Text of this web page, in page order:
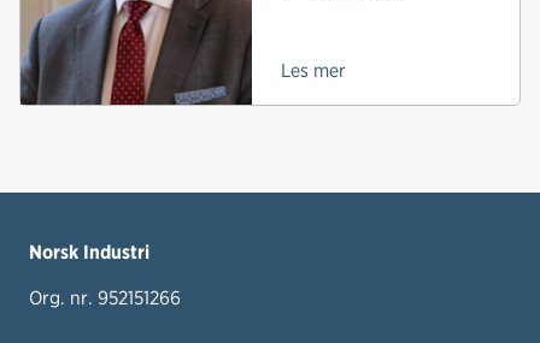
Les mer
Norsk Industri
Org. nr. 952151266